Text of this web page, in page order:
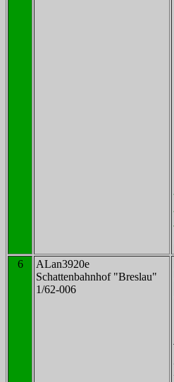
6
ALan3920e
Schattenbahnhof "Breslau"
1/62-006